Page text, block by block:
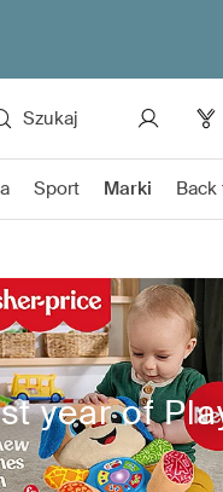
Szukaj
Sport Marki
year of